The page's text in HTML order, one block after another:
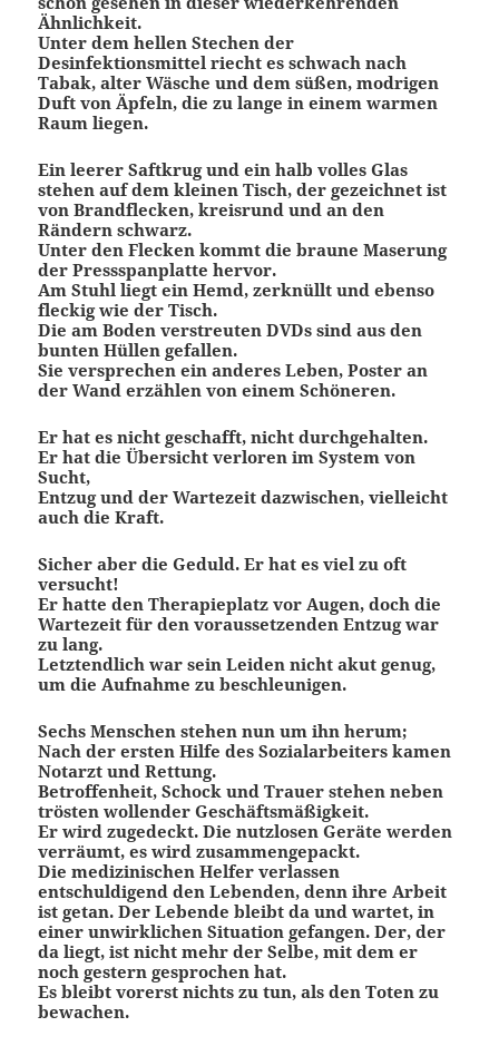
Ähnlichkeit.
Unter dem hellen Stechen der
Desinfektionsmittel riecht es schwach nach
Tabak, alter Wäsche und dem süßen, modrigen
Duft von Äpfeln, die zu lange in einem warmen
Raum liegen.
Ein leerer Saftkrug und ein halb volles Glas
stehen auf dem kleinen Tisch, der gezeichnet ist
von Brandflecken, kreisrund und an den
Rändern schwarz.
Unter den Flecken kommt die braune Maserung
der Pressspanplatte hervor.
Am Stuhl liegt ein Hemd, zerknüllt und ebenso
fleckig wie der Tisch.
Die am Boden verstreuten DVDs sind aus den
bunten Hüllen gefallen.
Sie versprechen ein anderes Leben, Poster an
der Wand erzählen von einem Schöneren.
Er hat es nicht geschafft, nicht durchgehalten.
Er hat die Übersicht verloren im System von
Sucht,
Entzug und der Wartezeit dazwischen, vielleicht
auch die Kraft.
Sicher aber die Geduld. Er hat es viel zu oft
versucht!
Er hatte den Therapieplatz vor Augen, doch die
Wartezeit für den voraussetzenden Entzug war
zu lang.
Letztendlich war sein Leiden nicht akut genug,
um die Aufnahme zu beschleunigen.
Sechs Menschen stehen nun um ihn herum;
Nach der ersten Hilfe des Sozialarbeiters kamen
Notarzt und Rettung.
Betroffenheit, Schock und Trauer stehen neben
trösten wollender Geschäftsmäßigkeit.
Er wird zugedeckt. Die nutzlosen Geräte werden
verräumt, es wird zusammengepackt.
Die medizinischen Helfer verlassen
entschuldigend den Lebenden, denn ihre Arbeit
ist getan. Der Lebende bleibt da und wartet, in
einer unwirklichen Situation gefangen. Der, der
da liegt, ist nicht mehr der Selbe, mit dem er
noch gestern gesprochen hat.
Es bleibt vorerst nichts zu tun, als den Toten zu
bewachen.